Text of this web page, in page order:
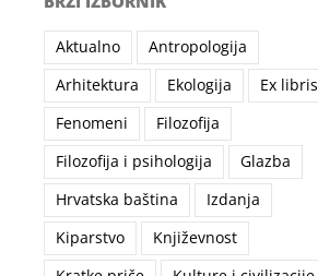
Aktualno
Antropologija
Arhitektura
Ekologija
Ex libris
Fenomeni
Filozofija
Filozofija i psihologija
Glazba
Hrvatska baština
Izdanja
Kiparstvo
Književnost